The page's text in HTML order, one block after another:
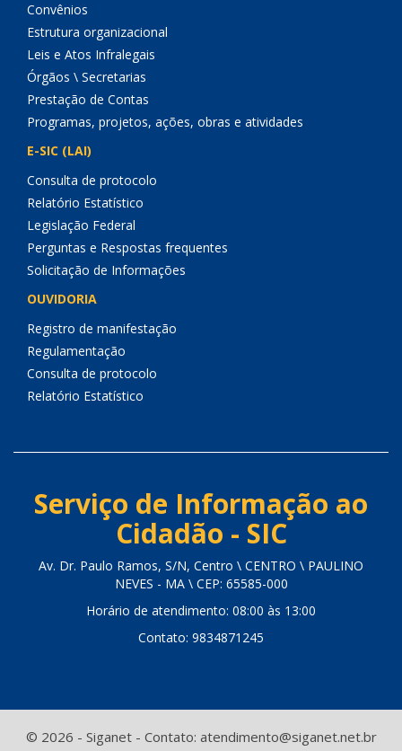
Convênios
Estrutura organizacional
Leis e Atos Infralegais
Órgãos \ Secretarias
Prestação de Contas
Programas, projetos, ações, obras e atividades
E-SIC (LAI)
Consulta de protocolo
Relatório Estatístico
Legislação Federal
Perguntas e Respostas frequentes
Solicitação de Informações
OUVIDORIA
Registro de manifestação
Regulamentação
Consulta de protocolo
Relatório Estatístico
Serviço de Informação ao
Cidadão - SIC
Av. Dr. Paulo Ramos, S/N, Centro \ CENTRO \ PAULINO
NEVES - MA \ CEP: 65585-000
Horário de atendimento: 08:00 às 13:00
Contato: 9834871245
© 2026 - Siganet - Contato: atendimento@siganet.net.br